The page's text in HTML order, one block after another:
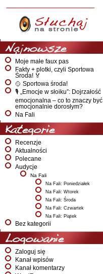
Najnowsze
Moje małe faux pas
Fakty + plotki, czyli Sportowa
Środa! 🏅
🥎 Sportowa środa!
🎙️ „Emocje w słoiku”: Dojrzałość
emocjonalna – co to znaczy być
emocjonalnie dorosłym?
Na Fali
Kategorie
Recenzje
Aktualności
Polecane
Audycje
Na Fali
Na Fali: Poniedziałek
Na Fali: Wtorek
Na Fali: Środa
Na Fali: Czwartek
Na Fali: Piątek
Bez kategorii
Logowanie
Zaloguj się
Kanał wpisów
Kanał komentarzy